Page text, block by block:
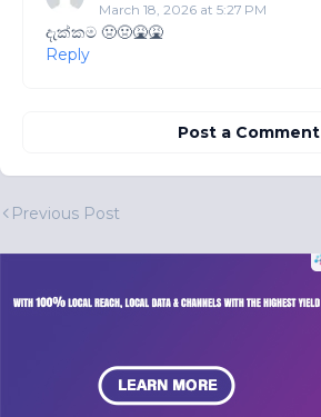
March 18, 2026 at 5:27 PM
දැක්කම 🤢🤢🤮🤮
Reply
Post a Comment
Previous Post